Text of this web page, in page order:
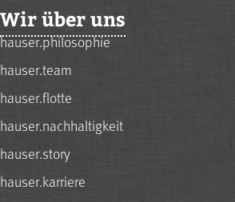
Wir über uns
hauser.philosophie
hauser.team
hauser.flotte
hauser.nachhaltigkeit
hauser.story
hauser.karriere